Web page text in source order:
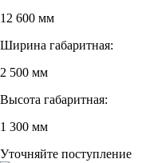
12 600 мм
Ширина габаритная:
2 500 мм
Высота габаритная:
1 300 мм
Уточняйте поступление